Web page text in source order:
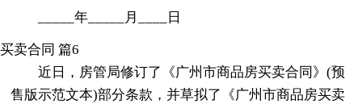
_____年_____月____日
买卖合同 篇6
近日，房管局修订了《广州市商品房买卖合同》(预
售版示范文本)部分条款，并草拟了《广州市商品房买卖